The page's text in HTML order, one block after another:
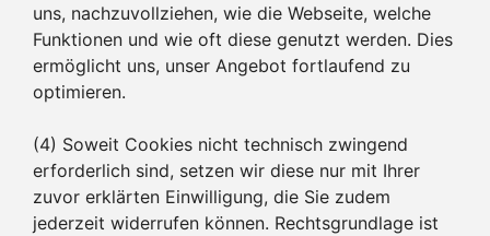
uns, nachzuvollziehen, wie die Webseite, welche
Funktionen und wie oft diese genutzt werden. Dies
ermöglicht uns, unser Angebot fortlaufend zu
optimieren.
(4) Soweit Cookies nicht technisch zwingend
erforderlich sind, setzen wir diese nur mit Ihrer
zuvor erklärten Einwilligung, die Sie zudem
jederzeit widerrufen können. Rechtsgrundlage ist